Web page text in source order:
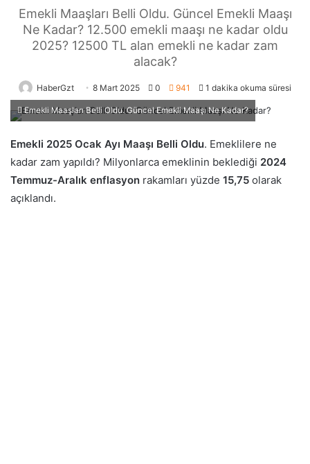
Emekli Maaşları Belli Oldu. Güncel Emekli Maaşı
Ne Kadar? 12.500 emekli maaşı ne kadar oldu
2025? 12500 TL alan emekli ne kadar zam
alacak?
HaberGzt 8 Mart 2025 0 941 1 dakika okuma süresi
Emekli Maaşları Belli Oldu. Güncel Emekli Maaşı Ne Kadar?
Emekli 2025 Ocak Ayı Maaşı Belli Oldu. Emeklilere ne
kadar zam yapıldı? Milyonlarca emeklinin beklediği 2024
Temmuz-Aralık enflasyon rakamları yüzde 15,75 olarak
açıklandı.